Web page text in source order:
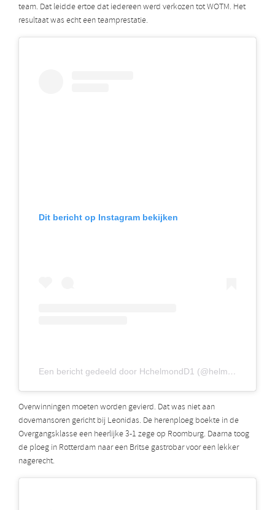
team. Dat leidde ertoe dat iedereen werd verkozen tot WOTM. Het
resultaat was echt een teamprestatie.
Dit bericht op Instagram bekijken
Een bericht gedeeld door HchelmondD1 (@helmonddames1)
Overwinningen moeten worden gevierd. Dat was niet aan
dovemansoren gericht bij Leonidas. De herenploeg boekte in de
Overgangsklasse een heerlijke 3-1 zege op Roomburg. Daarna toog
de ploeg in Rotterdam naar een Britse gastrobar voor een lekker
nagerecht.